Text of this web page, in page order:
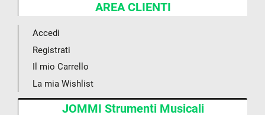
AREA CLIENTI
Accedi
Registrati
Il mio Carrello
La mia Wishlist
JOMMI Strumenti Musicali